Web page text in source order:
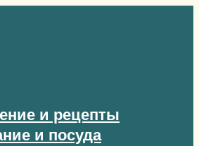
и рецепты
и посуда